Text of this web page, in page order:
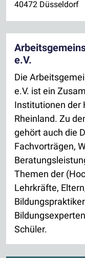
40472 Düsseldorf
e.V.
Die
e.V. ist ein
Institutionen der
Rheinland. Zu
gehört auch die
Fachvorträgen,
Themen der
Lehrkräfte,
Schüler.